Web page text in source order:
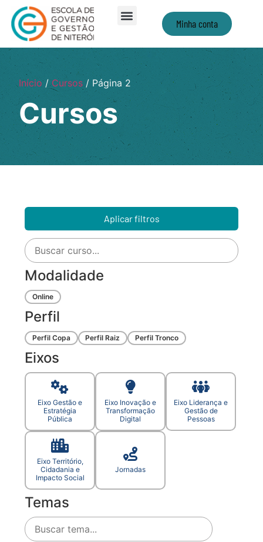
Minha conta
Início/Cursos/ Página 2
Cursos
Aplicar filtros
Modalidade
Online
Perfil
Perfil Copa Perfil Raiz Perfil Tronco
Eixos
Eixo Gestão e
Estratégia
Pública
Eixo Inovação e
Transformação
Digital
Eixo Liderança e
Gestão de
Pessoas
Eixo Território,
Cidadania e
Impacto Social
Jornadas
Temas